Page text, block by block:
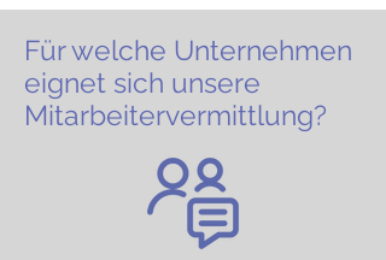
Für welche Unternehmen
eignet sich unsere
Mitarbeitervermittlung?